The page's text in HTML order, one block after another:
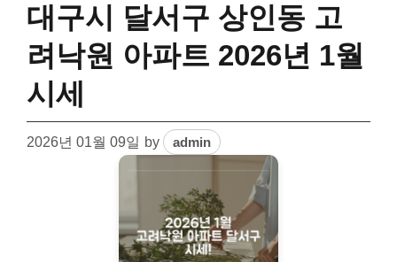
대구시 달서구 상인동 고
려낙원 아파트 2026년 1월
시세
2026년 01월 09일 by admin